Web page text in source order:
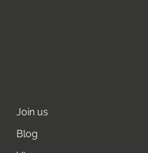
Join us
Blog